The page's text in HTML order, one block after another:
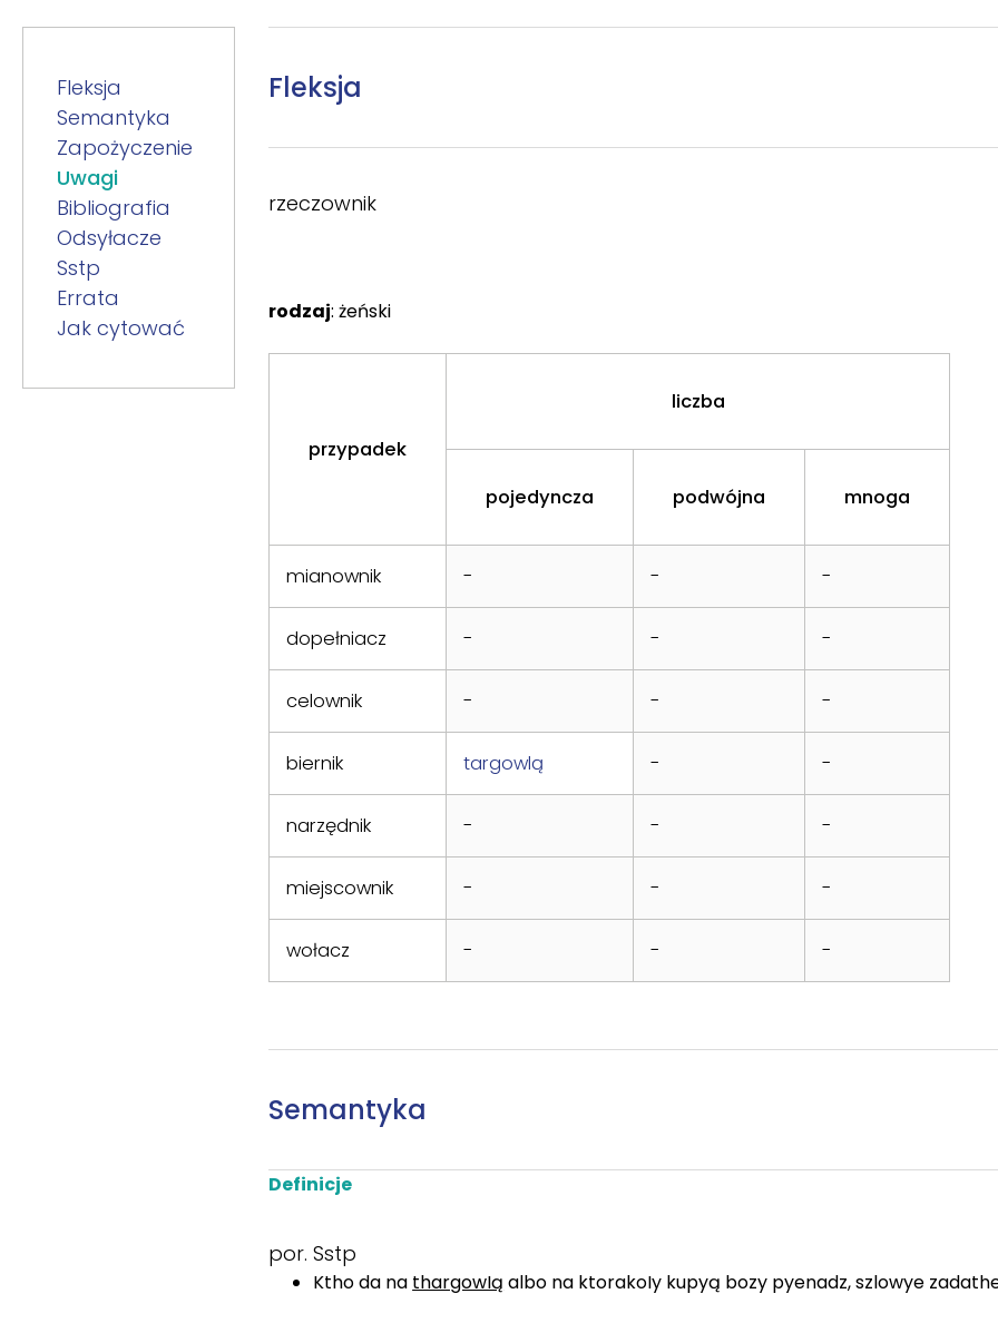
Fleksja
Semantyka
Zapożyczenie
Uwagi
Bibliografia
Odsyłacze
Sstp
Errata
Jak cytować
Fleksja
rzeczownik
rodzaj: żeński
przypadek
liczba
pojedyncza podwójna mnoga
mianownik - - -
dopełniacz - - -
celownik - - -
biernik targowlą - -
narzędnik - - -
miejscownik - - -
wołacz - - -
Semantyka
Definicje
por. Sstp
Ktho da na thargowIą albo na ktorakoIy kupyą bozy pyenadz, szlowye